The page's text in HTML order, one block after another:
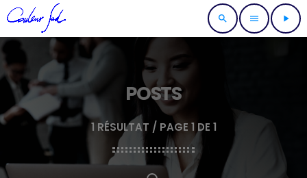
search menu play_arrow
POSTS
1 RÉSULTAT / PAGE 1 DE 1